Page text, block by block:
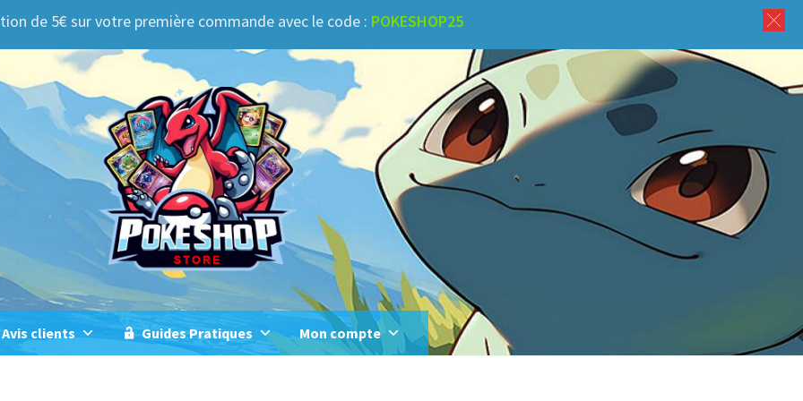
Avis clients Guides Pratiques Mon compte
de 5€ sur votre première commande avec le code : POKESHOP25